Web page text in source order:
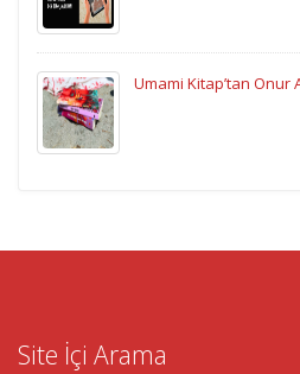
Umami Kitap’tan Onur
Site İçi Arama